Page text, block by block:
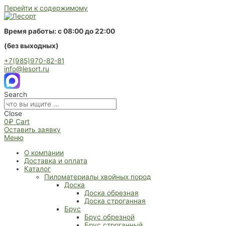
Перейти к содержимому
Время работы: с 08:00 до 22:00
(без выходных)
+7(985)970-82-81
info@lesort.ru
Search
Close
0₽ Cart
Оставить заявку
Меню
О компании
Доставка и оплата
Каталог
Пиломатериалы хвойных пород
Доска
Доска обрезная
Доска строганная
Брус
Брус обрезной